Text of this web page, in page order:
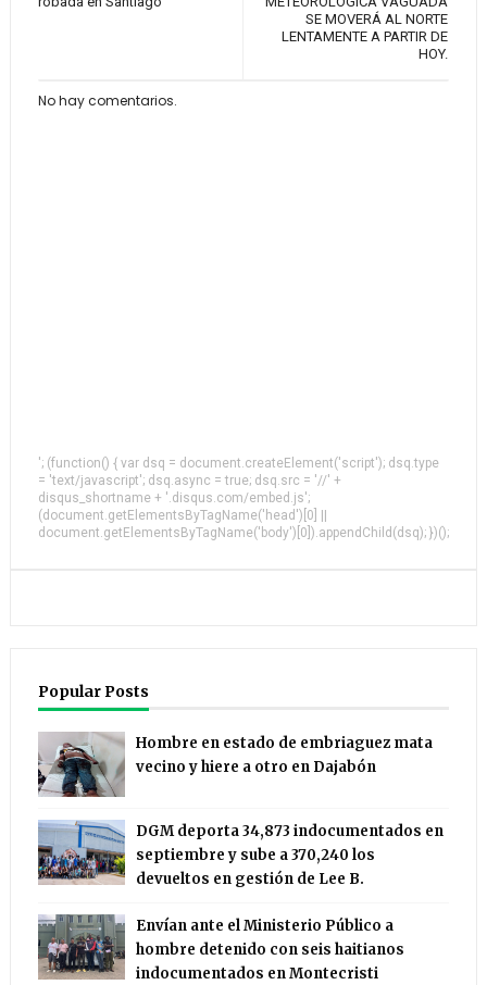
SE MOVERÁ AL NORTE
LENTAMENTE A PARTIR DE
HOY.
No hay comentarios.
'; (function() { var dsq = document.createElement('script'); dsq.type
= 'text/javascript'; dsq.async = true; dsq.src = '//' +
disqus_shortname + '.disqus.com/embed.js';
(document.getElementsByTagName('head')[0] ||
document.getElementsByTagName('body')[0]).appendChild(dsq); })();
Popular Posts
Hombre en estado de embriaguez mata
vecino y hiere a otro en Dajabón
DGM deporta 34,873 indocumentados en
septiembre y sube a 370,240 los
devueltos en gestión de Lee B.
Envían ante el Ministerio Público a
hombre detenido con seis haitianos
indocumentados en Montecristi